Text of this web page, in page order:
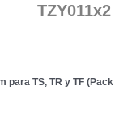
TZY011x2
para TS, TR y TF (Pack